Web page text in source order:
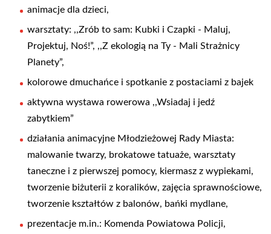
animacje dla dzieci,
warsztaty: ,,Zrób to sam: Kubki i Czapki - Maluj,
Projektuj, Noś!”, ,,Z ekologią na Ty - Mali Strażnicy
Planety”,
kolorowe dmuchańce i spotkanie z postaciami z bajek
aktywna wystawa rowerowa ,,Wsiadaj i jedź
zabytkiem”
działania animacyjne Młodzieżowej Rady Miasta:
malowanie twarzy, brokatowe tatuaże, warsztaty
taneczne i z pierwszej pomocy, kiermasz z wypiekami,
tworzenie biżuterii z koralików, zajęcia sprawnościowe,
tworzenie kształtów z balonów, bańki mydlane,
prezentacje m.in.: Komenda Powiatowa Policji,